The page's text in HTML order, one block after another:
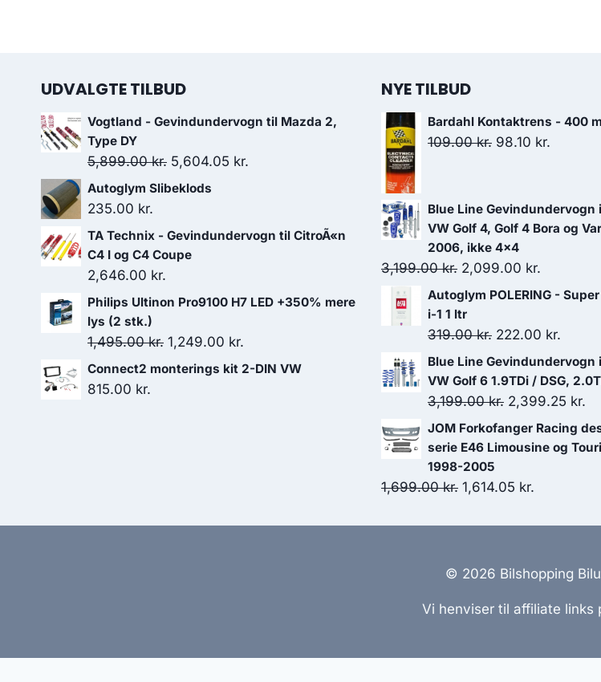
UDVALGTE TILBUD
Vogtland - Gevindundervogn til Mazda 2,
Type DY
5,899.00kr. Den
oprindelige
5,604.05 kr.
5,604.05 kr..
Autoglym Slibeklods
235.00 kr.
TA Technix - Gevindundervogn til CitroÃ«n
C4 I og C4 Coupe
2,646.00 kr.
Philips Ultinon Pro9100 H7 LED +350% mere
lys (2 stk.)
1,495.00kr. Den
oprindelige
1,249.00 kr.
aktuelle
Connect2 monterings kit 2-DIN VW
815.00 kr.
NYE TILBUD
Bardahl Kontaktrens - 400
109.00kr. Den
var:
109.00 kr..
98.10 kr.
er:
98.10
Blue Line
VW Golf 4, Golf 4 Bora og
2006, ikke 4x4
3,199.00kr. Den
oprindelige
pris
var:
3,199.00 kr..
2,099.00 kr.
aktuelle
er:
Autoglym POLERING -
i-1 1 ltr
319.00kr. Den
oprindelige
pris
var:
319.00 kr..
222.00 kr.
pris
er:
Blue Line
VW Golf 6 1.9TDi / DSG,
3,199.00kr. Den
oprindelige
pris
3,199.00 kr..
2,399.25 kr.
JOM Forkofanger Racing
serie E46 Limousine og
1998-2005
1,699.00kr. Den
pris
1,699.00 kr..
1,614.05 kr.
pris
1,614.05
© 2026 Bilshopping
Vi henviser til affiliate links